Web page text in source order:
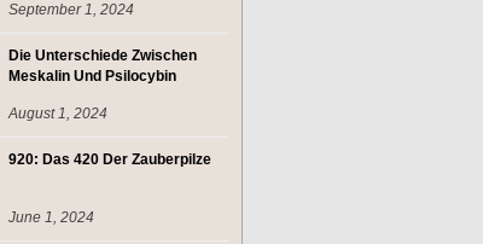
September 1, 2024
Die Unterschiede Zwischen
Meskalin Und Psilocybin
August 1, 2024
920: Das 420 Der Zauberpilze
June 1, 2024